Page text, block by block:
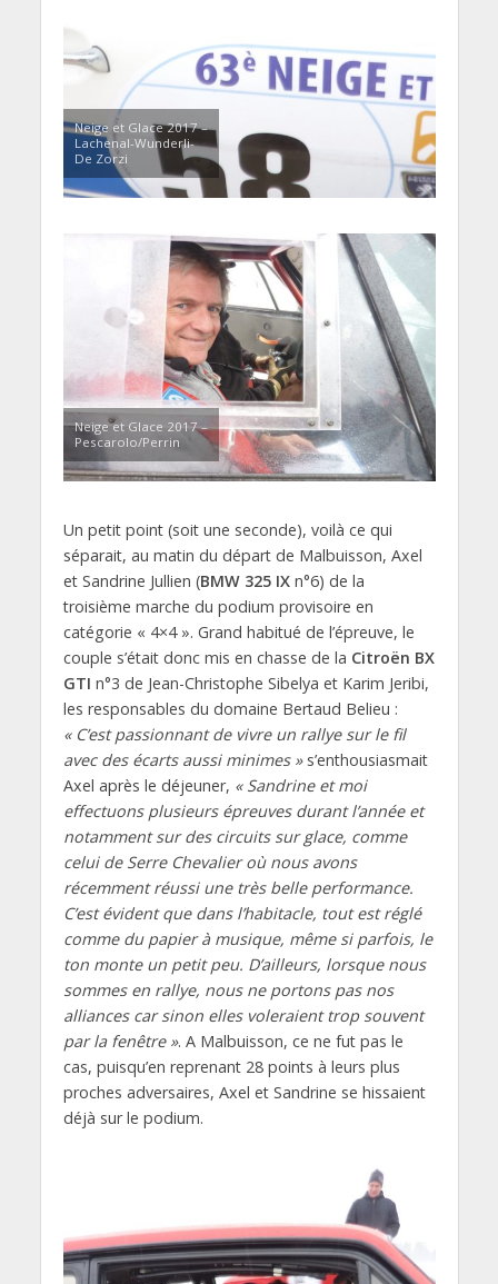
Neige et Glace 2017 –
Lachenal-Wunderli-
De Zorzi
Neige et Glace 2017 –
Pescarolo/Perrin
Un petit point (soit une seconde), voilà ce qui
séparait, au matin du départ de Malbuisson, Axel
et Sandrine Jullien (BMW 325 IXn°6) de la
troisième marche du podium provisoire en
catégorie « 4×4 ». Grand habitué de l’épreuve, le
couple s’était donc mis en chasse de la Citroën BX
GTI n°3 de Jean-Christophe Sibelya et Karim Jeribi,
les responsables du domaine Bertaud Belieu :
« C’est passionnant de vivre un rallye sur le fil
avec des écarts aussi minimes »s’enthousiasmait
Axel après le déjeuner, « Sandrine et moi
effectuons plusieurs épreuves durant l’année et
notamment sur des circuits sur glace, comme
celui de Serre Chevalier où nous avons
récemment réussi une très belle performance.
C’est évident que dans l’habitacle, tout est réglé
comme du papier à musique, même si parfois, le
ton monte un petit peu. D’ailleurs, lorsque nous
sommes en rallye, nous ne portons pas nos
alliances car sinon elles voleraient trop souvent
par la fenêtre ». A Malbuisson, ce ne fut pas le
cas, puisqu’en reprenant 28 points à leurs plus
proches adversaires, Axel et Sandrine se hissaient
déjà sur le podium.